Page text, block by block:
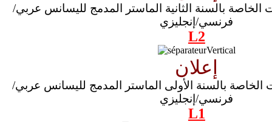
الخاصة بالسنة الثانية الماستر المدمج لليسانس عربي/
فرنسي/إنجليزي
L2
إعلان
الخاصة بالسنة الأولى الماستر المدمج لليسانس عربي/
فرنسي/إنجليزي
L1